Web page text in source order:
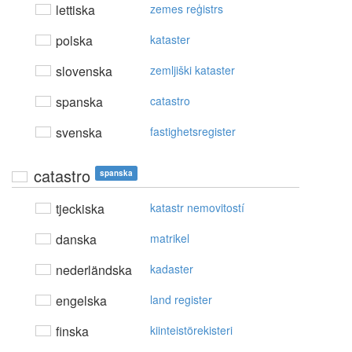
lettiska zemes reģistrs
polska kataster
slovenska zemljiški kataster
spanska catastro
svenska fastighetsregister
catastro spanska
tjeckiska katastr nemovitostí
danska matrikel
nederländska kadaster
engelska land register
finska kiinteistörekisteri